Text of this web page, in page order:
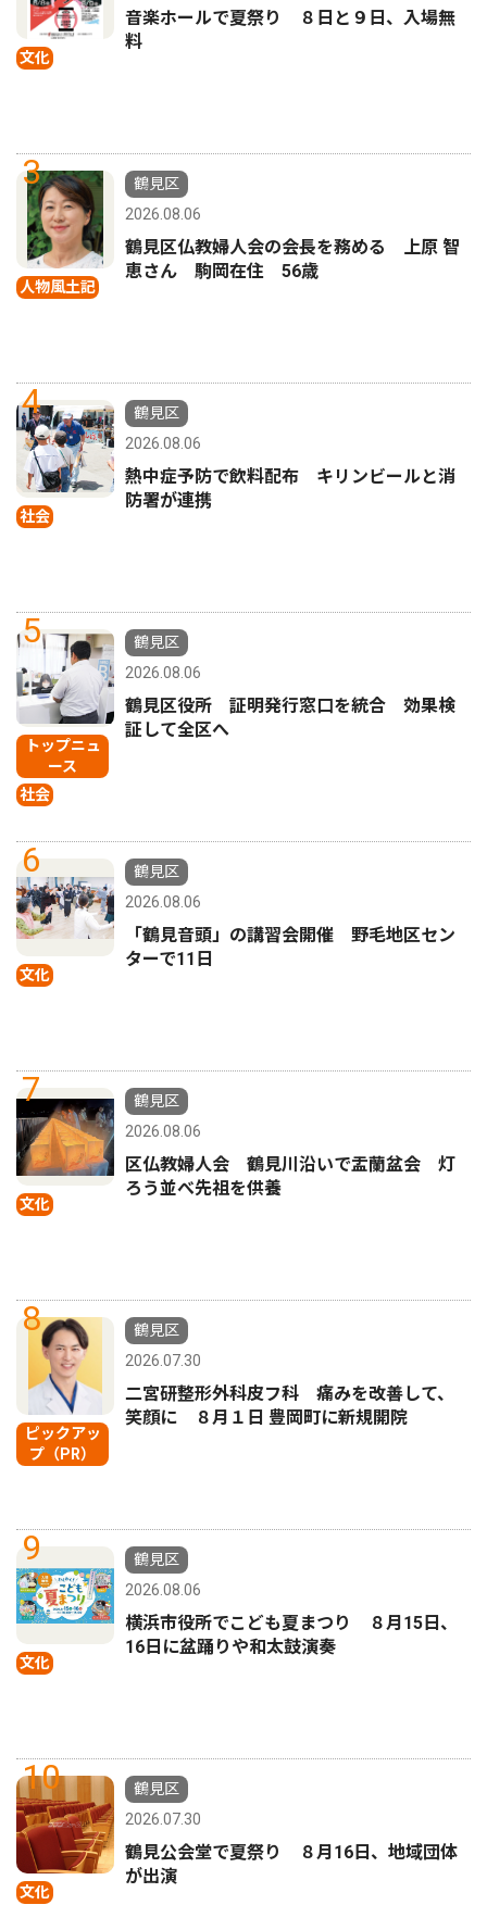
文化
音楽ホールで夏祭り ８日と９日、入場無
料
3
人物風土記
鶴見区
2026.08.06
鶴見区仏教婦人会の会長を務める 上原 智
恵さん 駒岡在住 56歳
4
社会
鶴見区
2026.08.06
熱中症予防で飲料配布 キリンビールと消
防署が連携
5
トップニュ
ース
社会
鶴見区
2026.08.06
鶴見区役所 証明発行窓口を統合 効果検
証して全区へ
6
文化
鶴見区
2026.08.06
「鶴見音頭」の講習会開催 野毛地区セン
ターで11日
7
文化
鶴見区
2026.08.06
区仏教婦人会 鶴見川沿いで盂蘭盆会 灯
ろう並べ先祖を供養
8
ピックアッ
プ（PR）
鶴見区
2026.07.30
二宮研整形外科皮フ科 痛みを改善して、
笑顔に ８月１日 豊岡町に新規開院
9
文化
鶴見区
2026.08.06
横浜市役所でこども夏まつり ８月15日、
16日に盆踊りや和太鼓演奏
10
文化
鶴見区
2026.07.30
鶴見公会堂で夏祭り ８月16日、地域団体
が出演